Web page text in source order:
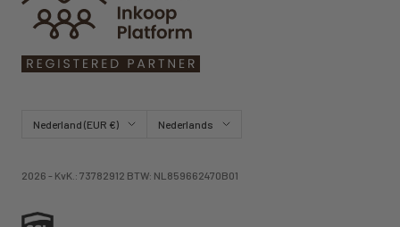
Land/regio Nederland (EUR €) TaalNederlands
2026 - KvK.: 73782912 BTW: NL859662470B01